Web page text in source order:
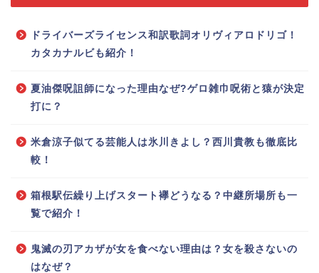
ドライバーズライセンス和訳歌詞オリヴィアロドリゴ！
カタカナルビも紹介！
夏油傑呪詛師になった理由なぜ?ゲロ雑巾呪術と猿が決定
打に？
米倉涼子似てる芸能人は氷川きよし？西川貴教も徹底比
較！
箱根駅伝繰り上げスタート襷どうなる？中継所場所も一
覧で紹介！
鬼滅の刃アカザが女を食べない理由は？女を殺さないの
はなぜ？